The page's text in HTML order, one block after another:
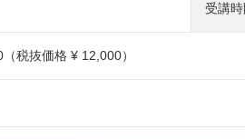
受講時
税抜価格 ¥ 12,000）